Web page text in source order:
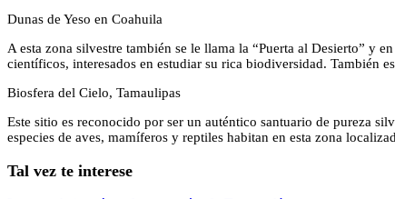
Dunas de Yeso en Coahuila
A esta zona silvestre también se le llama la “Puerta al Desierto” y
científicos, interesados en estudiar su rica biodiversidad. También
Biosfera del Cielo, Tamaulipas
Este sitio es reconocido por ser un auténtico santuario de pureza
especies de aves, mamíferos y reptiles habitan en esta zona
Tal vez te interese